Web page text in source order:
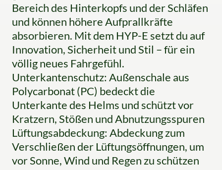
Bereich des Hinterkopfs und der Schläfen
und können höhere Aufprallkräfte
absorbieren. Mit dem HYP-E setzt du auf
Innovation, Sicherheit und Stil – für ein
völlig neues Fahrgefühl.
Unterkantenschutz: Außenschale aus
Polycarbonat (PC) bedeckt die
Unterkante des Helms und schützt vor
Kratzern, Stößen und Abnutzungsspuren
Lüftungsabdeckung: Abdeckung zum
Verschließen der Lüftungsöffnungen, um
vor Sonne, Wind und Regen zu schützen